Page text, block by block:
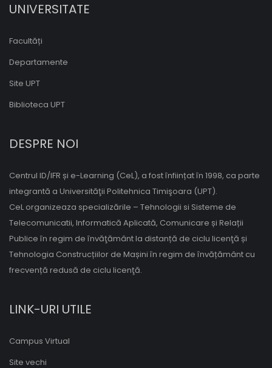
UNIVERSITATE
Facultăți
Departamente
Site UPT
Biblioteca UPT
DESPRE NOI
Centrul ID/IFR și e-Learning (CeL), a fost înființat în 1998, ca parte
integrantă a Universităţii Politehnica Timişoara (UPT).
CeL organizeaza specializările – Tehnologii si Sisteme de
Telecomunicatii, Informatică Aplicată, Comunicare și Relații
Publice în regim de învăţământ la distanță de ciclu licenţă și
Tehnologia Construcțiilor de Mașini în regim de învățământ cu
frecvență redusă de ciclu licenţă.
LINK-URI UTILE
Campus Virtual
Site vechi